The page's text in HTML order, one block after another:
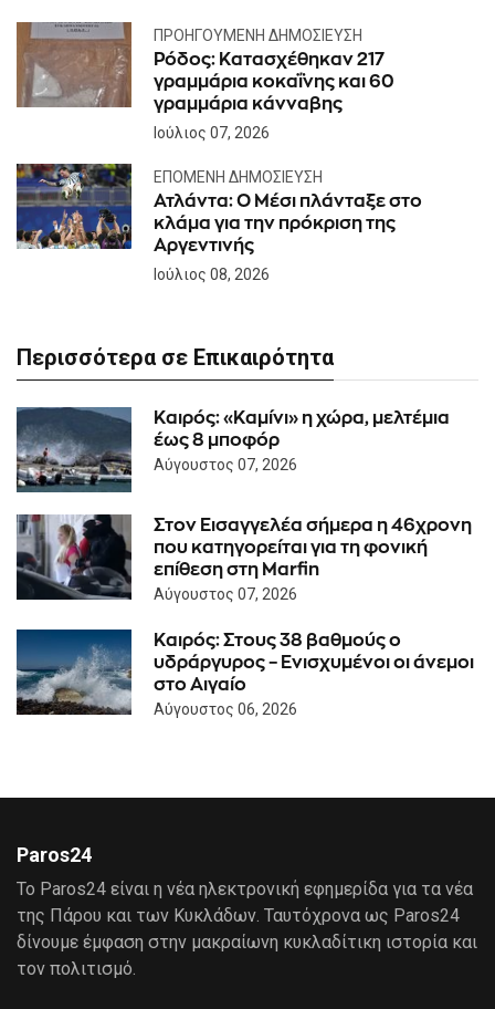
ΠΡΟΗΓΟΎΜΕΝΗ ΔΗΜΟΣΊΕΥΣΗ
Ρόδος: Κατασχέθηκαν 217
γραμμάρια κοκαΐνης και 60
γραμμάρια κάνναβης
Ιούλιος 07, 2026
ΕΠΌΜΕΝΗ ΔΗΜΟΣΊΕΥΣΗ
Ατλάντα: Ο Μέσι πλάνταξε στο
κλάμα για την πρόκριση της
Αργεντινής
Ιούλιος 08, 2026
Περισσότερα σε Επικαιρότητα
Καιρός: «Καμίνι» η χώρα, μελτέμια
έως 8 μποφόρ
Αύγουστος 07, 2026
Στον Εισαγγελέα σήμερα η 46χρονη
που κατηγορείται για τη φονική
επίθεση στη Marfin
Αύγουστος 07, 2026
Καιρός: Στους 38 βαθμούς ο
υδράργυρος – Ενισχυμένοι οι άνεμοι
στο Αιγαίο
Αύγουστος 06, 2026
Paros24
Το Paros24 είναι η νέα ηλεκτρονική εφημερίδα για τα νέα
της Πάρου και των Κυκλάδων. Ταυτόχρονα ως Paros24
δίνουμε έμφαση στην μακραίωνη κυκλαδίτικη ιστορία και
τον πολιτισμό.